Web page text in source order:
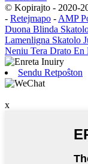
© Kopirajto - 2020-
- Retejmapo - AMP
Duona Blinda
Lamenligna Skatolo
Neniu Tera Drato En
Sendu Retpoŝton
x